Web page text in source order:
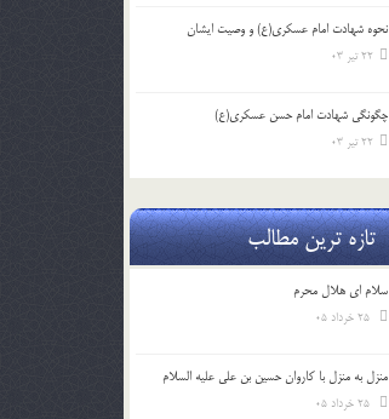
نحوه شهادت امام عسکری(ع) و وصیت ایشان
22 تیر 03
چگونگی شهادت امام حسن عسکری(ع)
22 تیر 03
تازه ترین مطالب
سلام ای هلال محرم
منزل به منزل با کاروان حسین بن علی علیه السلام